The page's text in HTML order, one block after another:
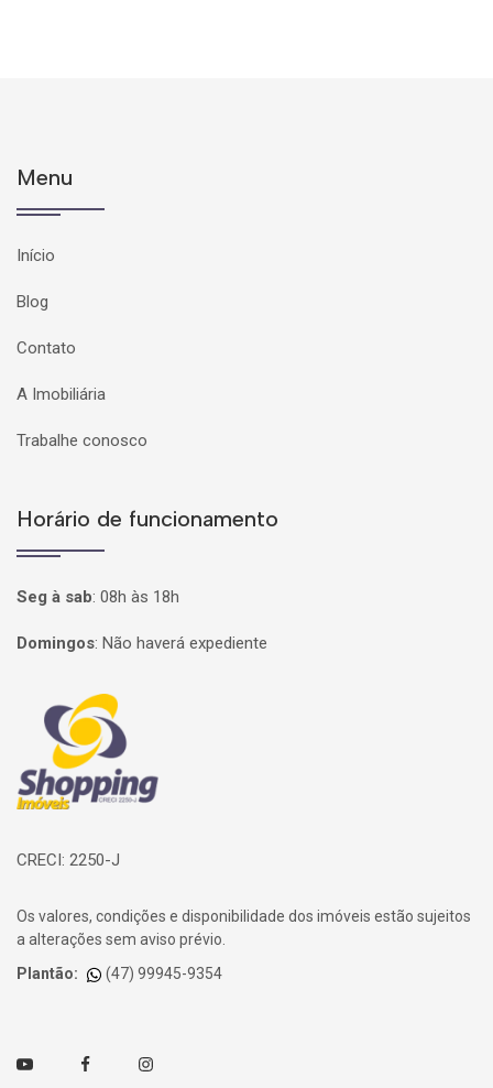
Menu
Início
Blog
Contato
A Imobiliária
Trabalhe conosco
Horário de funcionamento
Seg à sab: 08h às 18h
Domingos: Não haverá expediente
Página inicial
CRECI: 2250-J
Os valores, condições e disponibilidade dos imóveis estão sujeitos
a alterações sem aviso prévio.
Plantão:
(47) 99945-9354
Youtube FacebookInstagram